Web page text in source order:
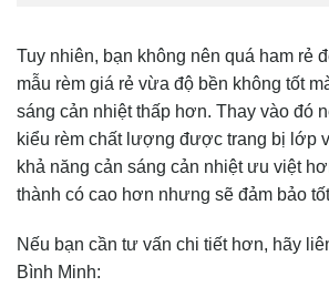
Tuy nhiên, bạn không nên quá ham rẻ
mẫu rèm giá rẻ vừa độ bền không tốt
sáng cản nhiệt thấp hơn. Thay vào đó
kiểu rèm chất lượng được trang bị lớp
khả năng cản sáng cản nhiệt ưu việt
thành có cao hơn nhưng sẽ đảm bảo
Nếu bạn cần tư vấn chi tiết hơn, hãy
Bình Minh: